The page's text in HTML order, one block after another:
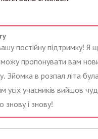
постійну підтримку! Я
можу пропонувати вам
Зйомка в розпал літа
усіх учасників вийшов
знову і знову!